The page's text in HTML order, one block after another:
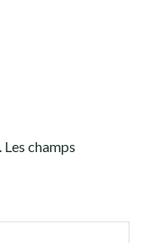
Les champs